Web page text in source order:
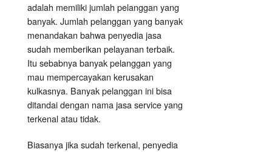
adalah memiliki jumlah pelanggan yang
banyak. Jumlah pelanggan yang banyak
menandakan bahwa penyedia jasa
sudah memberikan pelayanan terbaik.
Itu sebabnya banyak pelanggan yang
mau mempercayakan kerusakan
kulkasnya. Banyak pelanggan ini bisa
ditandai dengan nama jasa service yang
terkenal atau tidak.
Biasanya jika sudah terkenal, penyedia